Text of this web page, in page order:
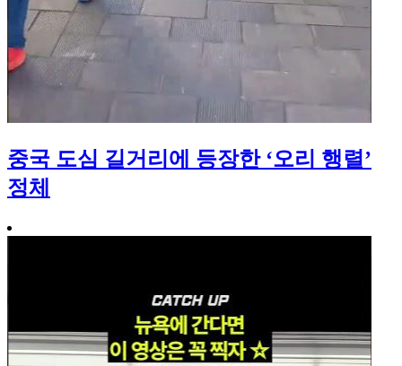
중국 도심 길거리에 등장한 ‘오리 행렬’
정체